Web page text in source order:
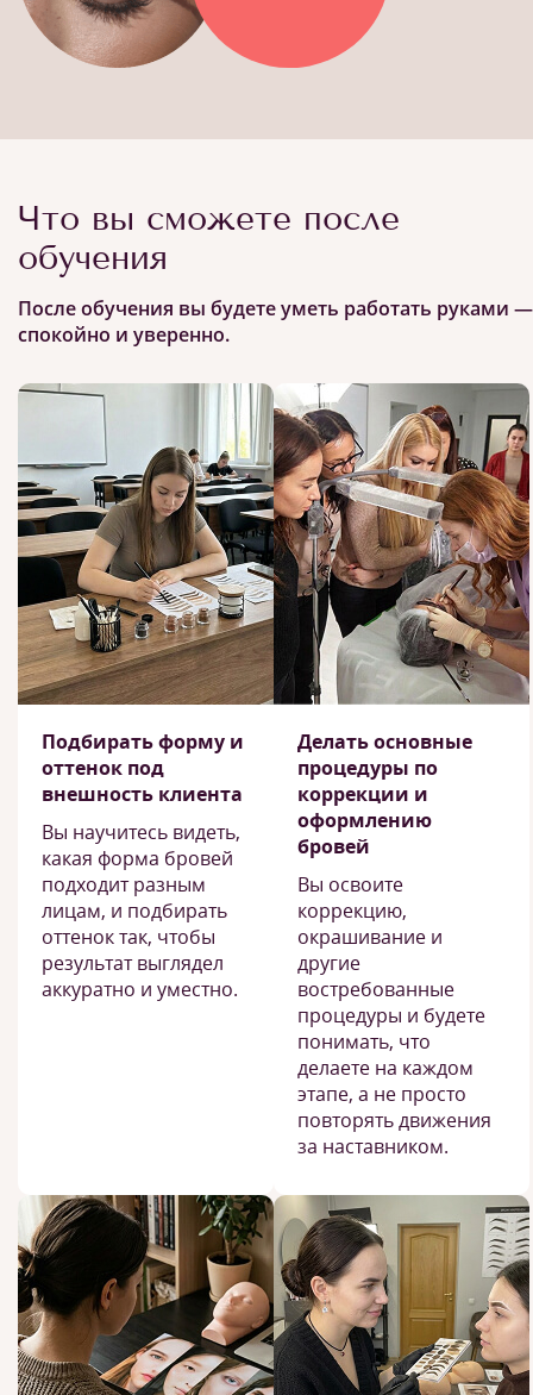
Что вы сможете после
обучения
После обучения вы будете уметь работать руками —
спокойно и уверенно.
Подбирать форму и
оттенок под
внешность клиента
Вы научитесь видеть,
какая форма бровей
подходит разным
лицам, и подбирать
оттенок так, чтобы
результат выглядел
аккуратно и уместно.
Делать основные
процедуры по
коррекции и
оформлению
бровей
Вы освоите
коррекцию,
окрашивание и
другие
востребованные
процедуры и будете
понимать, что
делаете на каждом
этапе, а не просто
повторять движения
за наставником.